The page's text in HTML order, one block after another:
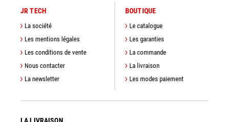
JR TECH
La société
Les mentions légales
Les conditions de vente
Nous contacter
La newsletter
BOUTIQUE
Le catalogue
Les garanties
La commande
La livraison
Les modes paiement